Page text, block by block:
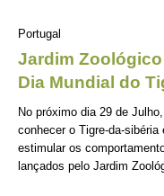
Portugal
Jardim
Dia Mundial do
No próximo dia 29 de
conhecer o Tigre-da-sibéria
estimular os
lançados pelo Jardim